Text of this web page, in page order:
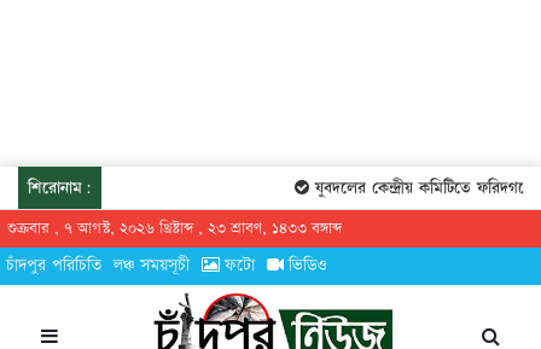
শিরোনাম: যুবদলের কেন্দ্রীয় কমিটিতে
শুক্রবার , ৭ আগস্ট, ২০২৬ খ্রিষ্টাব্দ , ২৩ শ্রাবণ, ১৪৩৩ বঙ্গাব্দ
চাঁদপুর পরিচিতি লঞ্চ সময়সূচী ফটো ভিডিও